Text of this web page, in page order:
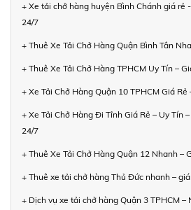
+ Xe tải chở hàng huyện Bình Chánh giá rẻ
24/7
+ Thuê Xe Tải Chở Hàng Quận Bình Tân
+ Thuê Xe Tải Chở Hàng TPHCM Uy Tín –
+ Xe Tải Chở Hàng Quận 10 TPHCM Giá Rẻ
+ Xe Tải Chở Hàng Đi Tỉnh Giá Rẻ – Uy Tín
24/7
+ Thuê Xe Tải Chở Hàng Quận 12 Nhanh –
+ Thuê xe tải chở hàng Thủ Đức nhanh –
+ Dịch vụ xe tải chở hàng Quận 3 TPHCM